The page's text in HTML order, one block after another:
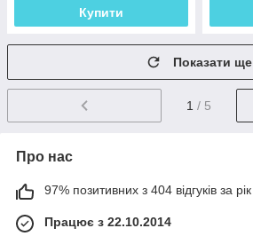
Купити
Показати ще
1 / 5
Про нас
97% позитивних з 404 відгуків за рік
Працює з 22.10.2014